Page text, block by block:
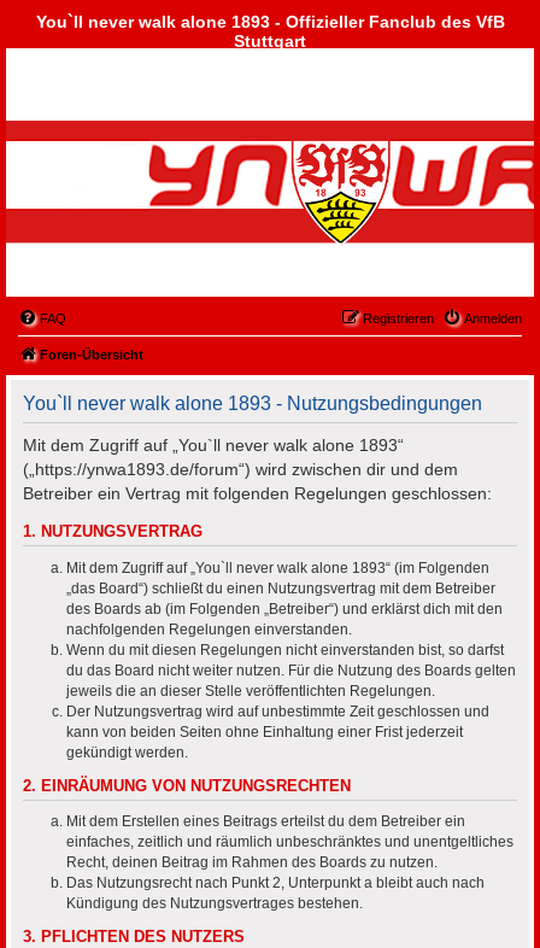
You`ll never walk alone 1893 - Offizieller Fanclub des VfB
Stuttgart
FAQ Anmelden
Registrieren
Foren-Übersicht
You`ll never walk alone 1893 - Nutzungsbedingungen
Mit dem Zugriff auf „You`ll never walk alone 1893“
(„https://ynwa1893.de/forum“) wird zwischen dir und dem
Betreiber ein Vertrag mit folgenden Regelungen geschlossen:
1. NUTZUNGSVERTRAG
Mit dem Zugriff auf „You`ll never walk alone 1893“ (im Folgenden
„das Board“) schließt du einen Nutzungsvertrag mit dem Betreiber
des Boards ab (im Folgenden „Betreiber“) und erklärst dich mit den
nachfolgenden Regelungen einverstanden.
Wenn du mit diesen Regelungen nicht einverstanden bist, so darfst
du das Board nicht weiter nutzen. Für die Nutzung des Boards gelten
jeweils die an dieser Stelle veröffentlichten Regelungen.
Der Nutzungsvertrag wird auf unbestimmte Zeit geschlossen und
kann von beiden Seiten ohne Einhaltung einer Frist jederzeit
gekündigt werden.
2. EINRÄUMUNG VON NUTZUNGSRECHTEN
Mit dem Erstellen eines Beitrags erteilst du dem Betreiber ein
einfaches, zeitlich und räumlich unbeschränktes und unentgeltliches
Recht, deinen Beitrag im Rahmen des Boards zu nutzen.
Das Nutzungsrecht nach Punkt 2, Unterpunkt a bleibt auch nach
Kündigung des Nutzungsvertrages bestehen.
3. PFLICHTEN DES NUTZERS